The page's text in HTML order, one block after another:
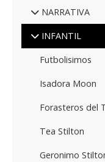
NARRATIVA
INFANTIL
Futbolisimos
Isadora Moon
Forasteros del
Tea Stilton
Geronimo